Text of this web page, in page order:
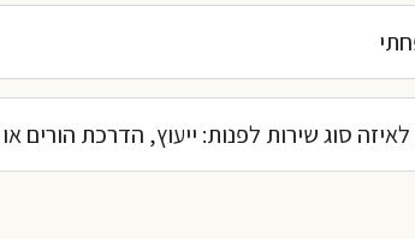
סוג שירות לפנות: ייעוץ, הדרכת הורים